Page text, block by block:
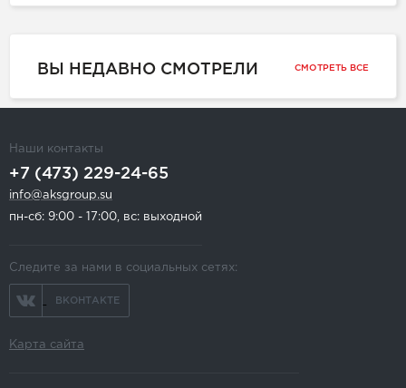
ВЫ НЕДАВНО СМОТРЕЛИ СМОТРЕТЬ ВСЕ
Наши контакты
+7 (473) 229-24-65
info@aksgroup.su
пн-сб: 9:00 - 17:00, вс: выходной
Следите за нами в социальных сетях:
ВКОНТАКТЕ
Карта сайта